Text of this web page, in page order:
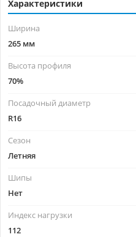
Характеристики
Ширина
265 мм
Высота профиля
70%
Посадочный диаметр
R16
Сезон
Летняя
Шипы
Нет
Индекс нагрузки
112